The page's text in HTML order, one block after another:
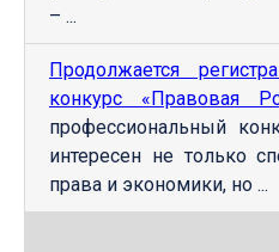
– ...
Продолжается
конкурс «Правовая
профессиональный
интересен не только
права и экономики, но ...